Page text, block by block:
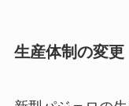
生産体制の変更